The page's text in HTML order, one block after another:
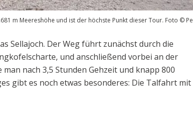
m Meereshöhe und ist der höchste Punkt dieser Tour. Foto ©
Sellajoch. Der Weg führt zunächst durch die
und anschließend vorbei an der
nach 3,5 Stunden Gehzeit und knapp 800
gibt es noch etwas besonderes: Die Talfahrt